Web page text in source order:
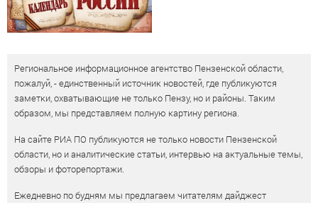
Региональное информационное агентство Пензенской области,
пожалуй, - единственный источник новостей, где публикуются
заметки, охватывающие не только Пензу, но и районы. Таким
образом, мы представляем полную картину региона.
На сайте РИА ПО публикуются не только новости Пензенской
области, но и аналитические статьи, интервью на актуальные темы,
обзоры и фоторепортажи.
Ежедневно по будням мы предлагаем читателям дайджест